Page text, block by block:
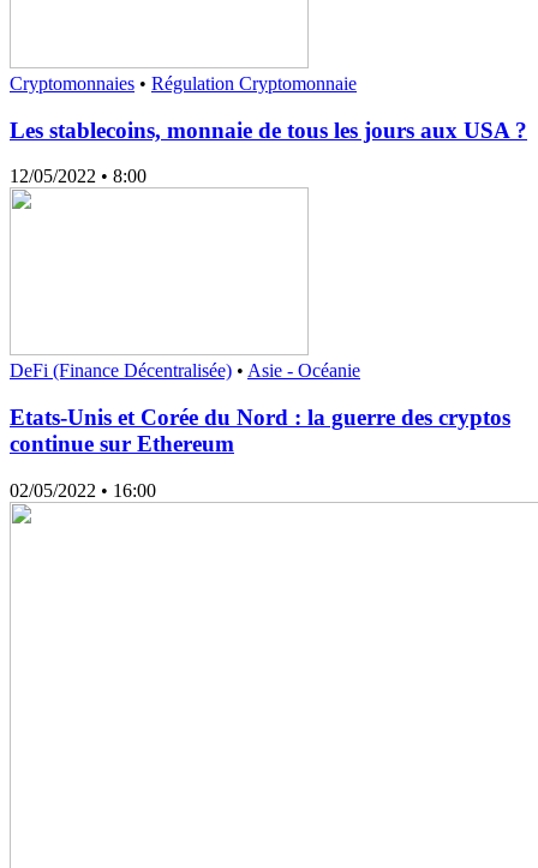
Cryptomonnaies • Régulation Cryptomonnaie
Les stablecoins, monnaie de tous les jours aux USA ?
12/05/2022 • 8:00
DeFi (Finance Décentralisée) • Asie - Océanie
Etats-Unis et Corée du Nord : la guerre des cryptos
continue sur Ethereum
02/05/2022 • 16:00